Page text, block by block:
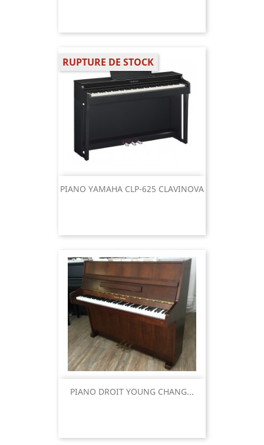
PIANO YAMAHA CLP-625 CLAVINOVA
RUPTURE DE STOCK
PIANO DROIT YOUNG CHANG...